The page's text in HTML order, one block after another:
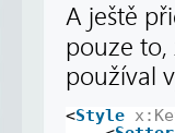
A ještě
pouze
používal
<Style